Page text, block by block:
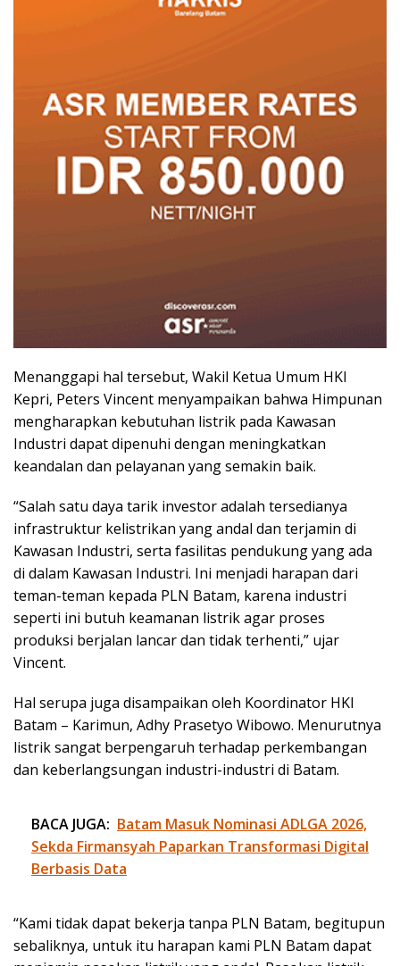
Menanggapi hal tersebut, Wakil Ketua Umum HKI
Kepri, Peters Vincent menyampaikan bahwa Himpunan
mengharapkan kebutuhan listrik pada Kawasan
Industri dapat dipenuhi dengan meningkatkan
keandalan dan pelayanan yang semakin baik.
“Salah satu daya tarik investor adalah tersedianya
infrastruktur kelistrikan yang andal dan terjamin di
Kawasan Industri, serta fasilitas pendukung yang ada
di dalam Kawasan Industri. Ini menjadi harapan dari
teman-teman kepada PLN Batam, karena industri
seperti ini butuh keamanan listrik agar proses
produksi berjalan lancar dan tidak terhenti,” ujar
Vincent.
Hal serupa juga disampaikan oleh Koordinator HKI
Batam – Karimun, Adhy Prasetyo Wibowo. Menurutnya
listrik sangat berpengaruh terhadap perkembangan
dan keberlangsungan industri-industri di Batam.
BACA JUGA: Batam Masuk Nominasi ADLGA 2026,
Sekda Firmansyah Paparkan Transformasi Digital
Berbasis Data
“Kami tidak dapat bekerja tanpa PLN Batam, begitupun
sebaliknya, untuk itu harapan kami PLN Batam dapat